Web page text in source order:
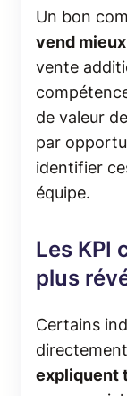
Un bon
vend
vente
de valeur
par
identifier
équipe.
Les KPI
plus
Certains
expliquent